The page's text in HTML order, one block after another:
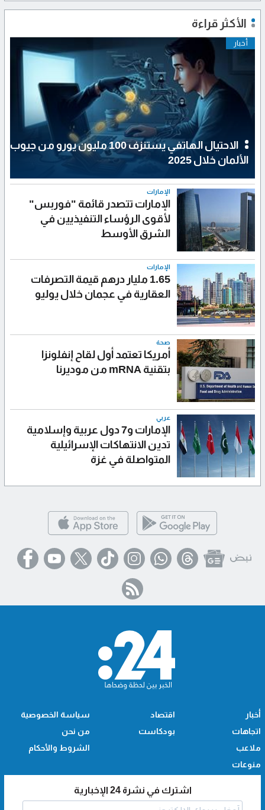
الأكثر قراءة
أخبار
الاحتيال الهاتفي يستنزف 100 مليون يورو من جيوب
الألمان خلال 2025
الإمارات
الإمارات تتصدر قائمة "فوربس"
لأقوى الرؤساء التنفيذيين في
الشرق الأوسط
الإمارات
1.65 مليار درهم قيمة التصرفات
العقارية في عجمان خلال يوليو
صحة
أمريكا تعتمد أول لقاح إنفلونزا
بتقنية mRNA من موديرنا
عربي
الإمارات و7 دول عربية وإسلامية
تدين الانتهاكات الإسرائيلية
المتواصلة في غزة
أخبار
اتجاهات
ملاعب
منوعات
اقتصاد
بودكاست
سياسة الخصوصية
من نحن
الشروط والأحكام
اشترك في نشرة 24 الإخبارية